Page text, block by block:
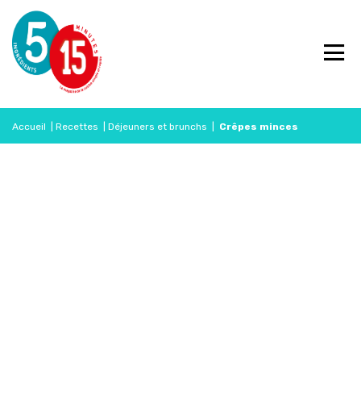
Accueil Recettes Déjeuners et brunchs Crêpes minces